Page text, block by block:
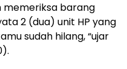
memeriksa barang
2 (dua) unit HP yang
sudah hilang, “ujar